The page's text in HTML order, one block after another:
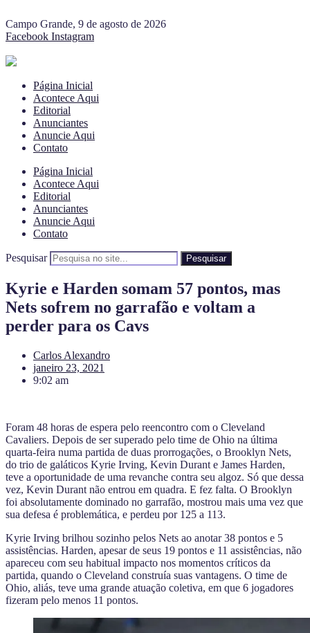
Campo Grande, 9 de agosto de 2026
Facebook Instagram
Página Inicial
Acontece Aqui
Editorial
Anunciantes
Anuncie Aqui
Contato
Página Inicial
Acontece Aqui
Editorial
Anunciantes
Anuncie Aqui
Contato
Pesquisar Pesquisar
Kyrie e Harden somam 57 pontos, mas
Nets sofrem no garrafão e voltam a
perder para os Cavs
Carlos Alexandro
janeiro 23, 2021
9:02 am
Foram 48 horas de espera pelo reencontro com o Cleveland
Cavaliers. Depois de ser superado pelo time de Ohio na última
quarta-feira numa partida de duas prorrogações, o Brooklyn Nets,
do trio de galáticos Kyrie Irving, Kevin Durant e James Harden,
teve a oportunidade de uma revanche contra seu algoz. Só que dessa
vez, Kevin Durant não entrou em quadra. E fez falta. O Brooklyn
foi absolutamente dominado no garrafão, mostrou mais uma vez que
sua defesa é problemática, e perdeu por 125 a 113.
Kyrie Irving brilhou sozinho pelos Nets ao anotar 38 pontos e 5
assistências. Harden, apesar de seus 19 pontos e 11 assistências, não
apareceu com seu habitual impacto nos momentos críticos da
partida, quando o Cleveland construía suas vantagens. O time de
Ohio, aliás, teve uma grande atuação coletiva, em que 6 jogadores
fizeram pelo menos 11 pontos.